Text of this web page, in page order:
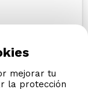
mejorar tu
la protección